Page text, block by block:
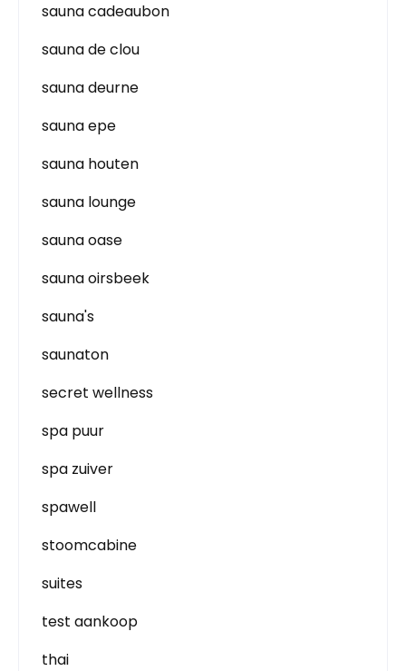
sauna cadeaubon
sauna de clou
sauna deurne
sauna epe
sauna houten
sauna lounge
sauna oase
sauna oirsbeek
sauna's
saunaton
secret wellness
spa puur
spa zuiver
spawell
stoomcabine
suites
test aankoop
thai